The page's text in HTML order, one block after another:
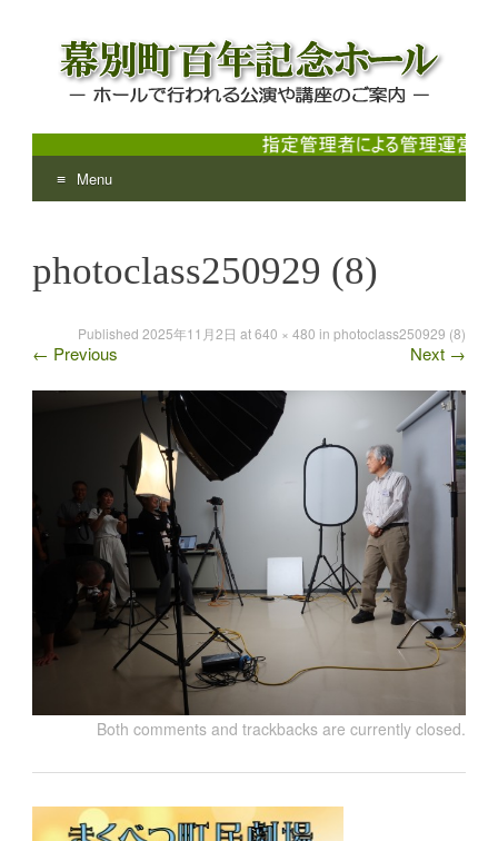
幕別町百年記念ホール
ホールで行われる公演や講座のご案内
Menu
content
photoclass250929 (8)
Published 2025年11月2日 at640 × 480 in photoclass250929 (8)
← Previous Next →
Both comments and trackbacks are currently closed.